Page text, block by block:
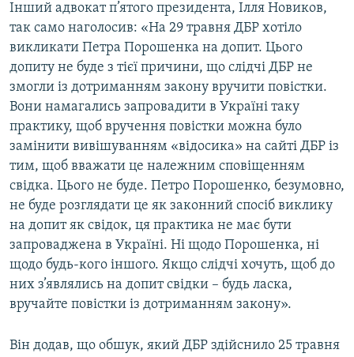
Інший адвокат п’ятого президента, Ілля Новиков,
так само наголосив: «На 29 травня ДБР хотіло
викликати Петра Порошенка на допит. Цього
допиту не буде з тієї причини, що слідчі ДБР не
змогли із дотриманням закону вручити повістки.
Вони намагались запровадити в Україні таку
практику, щоб вручення повістки можна було
замінити вивішуванням «відосика» на сайті ДБР із
тим, щоб вважати це належним сповіщенням
свідка. Цього не буде. Петро Порошенко, безумовно,
не буде розглядати це як законний спосіб виклику
на допит як свідок, ця практика не має бути
запроваджена в Україні. Ні щодо Порошенка, ні
щодо будь-кого іншого. Якщо слідчі хочуть, щоб до
них з’являлись на допит свідки – будь ласка,
вручайте повістки із дотриманням закону».
Він додав, що обшук, який ДБР здійснило 25 травня